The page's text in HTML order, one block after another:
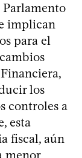
Parlamento
implican
para el
los
controles a
esta
fiscal, aún
menor